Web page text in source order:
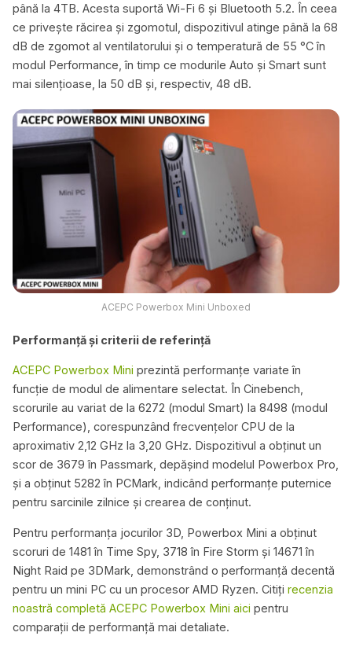
până la 4TB. Acesta suportă Wi-Fi 6 și Bluetooth 5.2. În ceea
ce privește răcirea și zgomotul, dispozitivul atinge până la 68
dB de zgomot al ventilatorului și o temperatură de 55 °C în
modul Performance, în timp ce modurile Auto și Smart sunt
mai silențioase, la 50 dB și, respectiv, 48 dB.
ACEPC Powerbox Mini Unboxed
Performanță și criterii de referință
ACEPC Powerbox Mini prezintă performanțe variate în
funcție de modul de alimentare selectat. În Cinebench,
scorurile au variat de la 6272 (modul Smart) la 8498 (modul
Performance), corespunzând frecvențelor CPU de la
aproximativ 2,12 GHz la 3,20 GHz. Dispozitivul a obținut un
scor de 3679 în Passmark, depășind modelul Powerbox Pro,
și a obținut 5282 în PCMark, indicând performanțe puternice
pentru sarcinile zilnice și crearea de conținut.
Pentru performanța jocurilor 3D, Powerbox Mini a obținut
scoruri de 1481 în Time Spy, 3718 în Fire Storm și 14671 în
Night Raid pe 3DMark, demonstrând o performanță decentă
pentru un mini PC cu un procesor AMD Ryzen. Citiți recenzia
noastră completă ACEPC Powerbox Mini aici pentru
comparații de performanță mai detaliate.